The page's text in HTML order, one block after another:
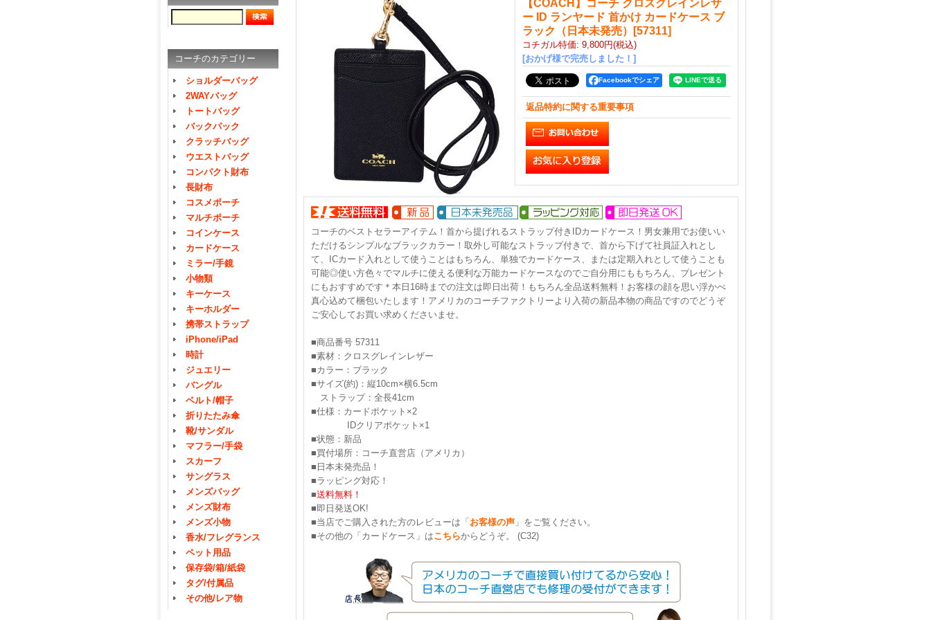
コーチのカテゴリー
ショルダーバッグ
2WAYバッグ
トートバッグ
バックパック
クラッチバッグ
ウエストバッグ
コンパクト財布
長財布
コスメポーチ
マルチポーチ
コインケース
カードケース
ミラー/手鏡
小物類
キーケース
キーホルダー
携帯ストラップ
iPhone/iPad
時計
ジュエリー
バングル
ベルト/帽子
折りたたみ傘
靴/サンダル
マフラー/手袋
スカーフ
サングラス
メンズバッグ
メンズ財布
メンズ小物
香水/フレグランス
ペット用品
保存袋/箱/紙袋
タグ/付属品
その他/レア物
【COACH】コーチ クロスグレインレザ
ー ID ランヤード 首かけ カードケース ブ
ラック（日本未発売）
[57311]
コチガル特価: 9,800円(税込)
[おかげ様で完売しました！]
Facebookでシェア
返品特約に関する重要事項
コーチのベストセラーアイテム！首から提げれるストラップ付きIDカードケース！男女兼用でお使いい
ただけるシンプルなブラックカラー！取外し可能なストラップ付きで、首から下げて社員証入れとし
て、ICカード入れとして使うことはもちろん、単独でカードケース、または定期入れとして使うことも
可能◎使い方色々でマルチに使える便利な万能カードケースなのでご自分用にももちろん、プレゼント
にもおすすめです＊本日16時までの注文は即日出荷！もちろん全品送料無料！お客様の顔を思い浮かべ
真心込めて梱包いたします！アメリカのコーチファクトリーより入荷の新品本物の商品ですのでどうぞ
ご安心してお買い求めくださいませ。
■商品番号 57311
■素材：クロスグレインレザー
■カラー：ブラック
■サイズ(約)：縦10cm×横6.5cm
ストラップ：全長41cm
■仕様：カードポケット×2
IDクリアポケット×1
■状態：新品
■買付場所：コーチ直営店（アメリカ）
■日本未発売品！
■ラッピング対応！
■送料無料！
■即日発送OK!
■当店でご購入された方のレビューは「 お客様の声 」をご覧ください。
■その他の「カードケース」はこちらからどうぞ。 (C32)